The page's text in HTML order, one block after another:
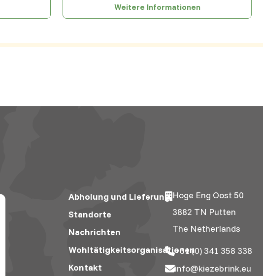
Weitere Informationen
Abholung und Lieferung
Standorte
Nachrichten
Wohltätigkeitsorganisationen
Kontakt
Hoge Eng Oost 50
3882 TN Putten
The Netherlands
+31 (0) 341 358 338
info@kiezebrink.eu